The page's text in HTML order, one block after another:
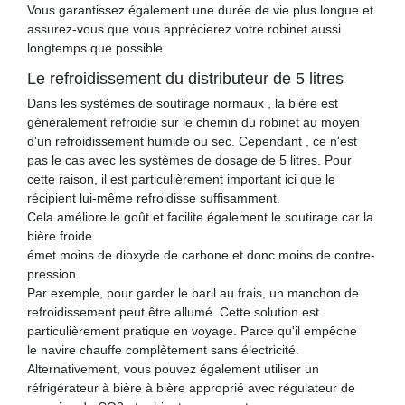
Vous garantissez également une durée de vie plus longue et
assurez-vous que vous apprécierez votre robinet aussi
longtemps que possible.
Le refroidissement du distributeur de 5 litres
Dans les systèmes de soutirage normaux , la bière est
généralement refroidie sur le chemin du robinet au moyen
d'un refroidissement humide ou sec. Cependant , ce n'est
pas le cas avec les systèmes de dosage de 5 litres. Pour
cette raison, il est particulièrement important ici que le
récipient lui-même refroidisse suffisamment.
Cela améliore le goût et facilite également le soutirage car la
bière froide
émet moins de dioxyde de carbone et donc moins de contre-
pression.
Par exemple, pour garder le baril au frais, un manchon de
refroidissement peut être allumé. Cette solution est
particulièrement pratique en voyage. Parce qu'il empêche
le navire chauffe complètement sans électricité.
Alternativement, vous pouvez également utiliser un
réfrigérateur à bière à bière approprié avec régulateur de